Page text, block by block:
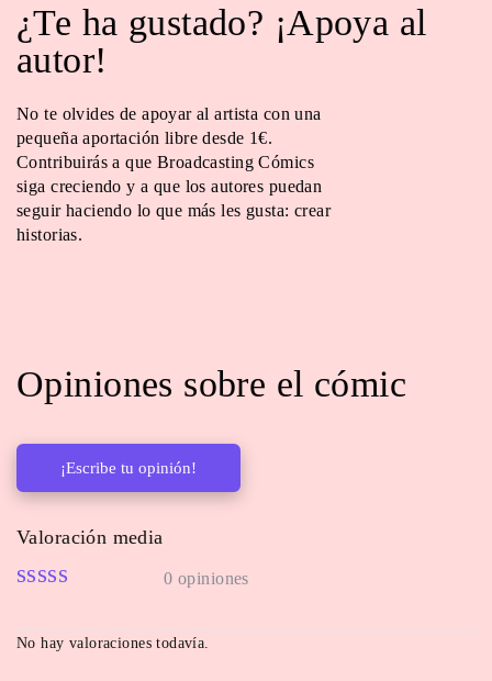
¿Te ha gustado? ¡Apoya al
autor!
No te olvides de apoyar al artista con una
pequeña aportación libre desde 1€.
Contribuirás a que Broadcasting Cómics
siga creciendo y a que los autores puedan
seguir haciendo lo que más les gusta: crear
historias.
Opiniones sobre el cómic
¡Escribe tu opinión!
Valoración media
0 opiniones
No hay valoraciones todavía.